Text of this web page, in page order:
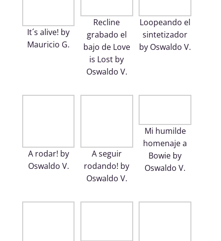
It´s alive! by
Mauricio G.
Recline
grabado el
bajo de Love
is Lost by
Oswaldo V.
Loopeando el
sintetizador
by Oswaldo V.
A rodar! by
Oswaldo V.
A seguir
rodando! by
Oswaldo V.
Mi humilde
homenaje a
Bowie by
Oswaldo V.